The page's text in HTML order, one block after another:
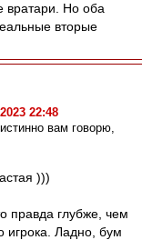
вратари. Но оба
вторые
22:48
вам говорю,
)))
правда глубже, чем
игрока. Ладно, бум